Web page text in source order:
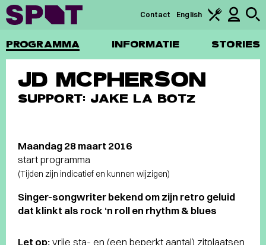
PROGRAMMA INFORMATIE STORIES
Contact English
JD MCPHERSON
SUPPORT: JAKE LA BOTZ
Maandag 28 maart 2016
start programma
(Tijden zijn indicatief en kunnen wijzigen)
Singer-songwriter bekend om zijn retro geluid
dat klinkt als rock ‘n roll en rhythm & blues
Let op:vrije sta- en (een beperkt aantal) zitplaatsen.